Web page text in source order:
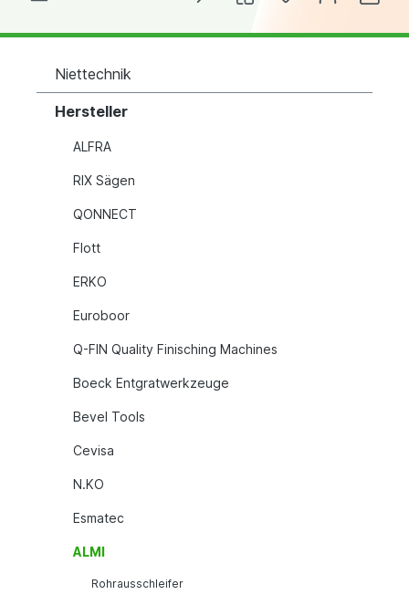
Niettechnik
Hersteller
ALFRA
RIX Sägen
QONNECT
Flott
ERKO
Euroboor
Q-FIN Quality Finisching Machines
Boeck Entgratwerkzeuge
Bevel Tools
Cevisa
N.KO
Esmatec
ALMI
Rohrausschleifer